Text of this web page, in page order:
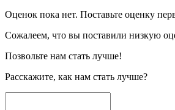
Оценок пока нет. Поставьте оценку
Сожалеем, что вы поставили низкую
Позвольте нам стать лучше!
Расскажите, как нам стать лучше?